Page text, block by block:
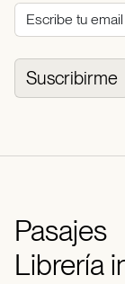
Suscribirme
Pasajes
Librería